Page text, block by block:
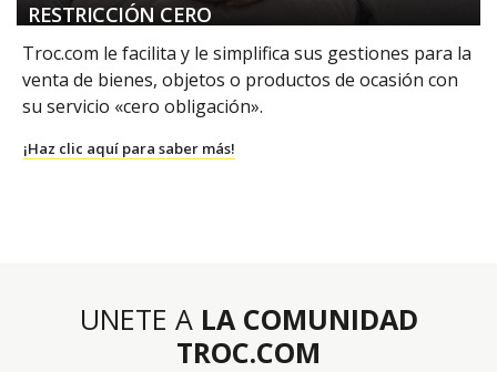
RESTRICCIÓN CERO
Troc.com le facilita y le simplifica sus gestiones para la
venta de bienes, objetos o productos de ocasión con
su servicio «cero obligación».
¡Haz clic aquí para saber más!
UNETE A LA COMUNIDAD
TROC.COM